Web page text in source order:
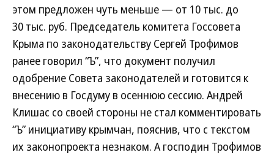
этом предложен чуть меньше — от 10 тыс. до
30 тыс. руб. Председатель комитета Госсовета
Крыма по законодательству Сергей Трофимов
ранее говорил “Ъ”, что документ получил
одобрение Совета законодателей и готовится к
внесению в Госдуму в осеннюю сессию. Андрей
Клишас со своей стороны не стал комментировать
“Ъ” инициативу крымчан, пояснив, что с текстом
их законопроекта незнаком. А господин Трофимов